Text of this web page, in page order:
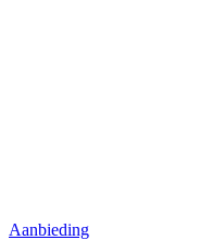
Aanbieding